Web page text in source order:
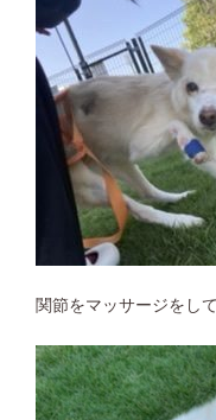
関節をマッサージをし